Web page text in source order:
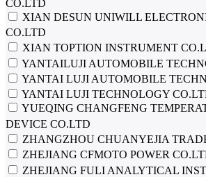
CO.LTD
XIAN DESUN UNIWILL
CO.LTD
XIAN TOPTION INSTRUMENT
YANTAILUJI AUTOMOBILE
YANTAI LUJI AUTOMOBILE
YANTAI LUJI TECHNOLOGY
YUEQING CHANGFENG
DEVICE CO.LTD
ZHANGZHOU CHUANYEJIA
ZHEJIANG CFMOTO POWER
ZHEJIANG FULI ANALYTICAL